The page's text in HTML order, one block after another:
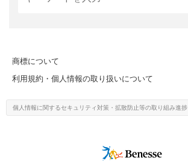
商標について
利用規約・個人情報の取り扱いについて
個人情報に関するセキュリティ対策・ 拡散防止等の取り組み進捗